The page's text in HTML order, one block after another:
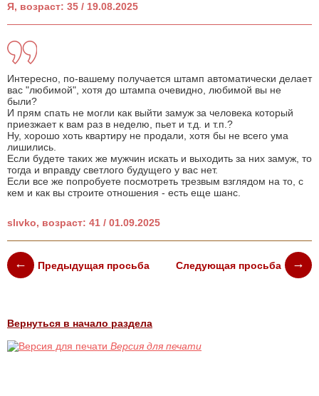
Я, возраст: 35 / 19.08.2025
Интересно, по-вашему получается штамп автоматически делает
вас "любимой", хотя до штампа очевидно, любимой вы не
были?
И прям спать не могли как выйти замуж за человека который
приезжает к вам раз в неделю, пьет и т.д. и т.п.?
Ну, хорошо хоть квартиру не продали, хотя бы не всего ума
лишились.
Если будете таких же мужчин искать и выходить за них замуж, то
тогда и вправду светлого будущего у вас нет.
Если все же попробуете посмотреть трезвым взглядом на то, с
кем и как вы строите отношения - есть еще шанс.
slıvko, возраст: 41 / 01.09.2025
Предыдущая просьба Следующая просьба
Вернуться в начало раздела
Версия для печати